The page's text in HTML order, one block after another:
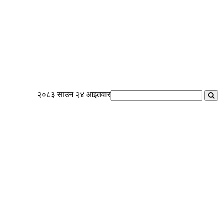
२०८३ साउन २४ आइतवार